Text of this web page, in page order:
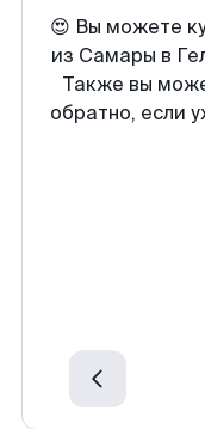
😍 Вы можете
из Самары в
Также вы
обратно, если